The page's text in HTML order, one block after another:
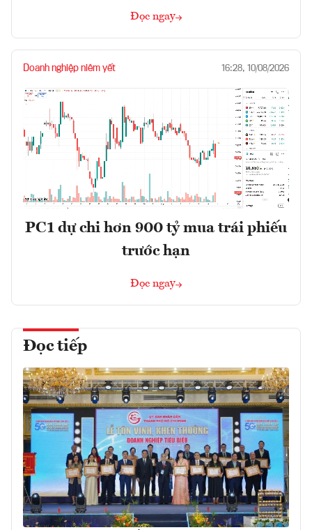
Đọc ngay
Doanh nghiệp niêm yết 16:28, 10/08/2026
PC1 dự chi hơn 900 tỷ mua trái phiếu
trước hạn
Đọc ngay
Đọc tiếp